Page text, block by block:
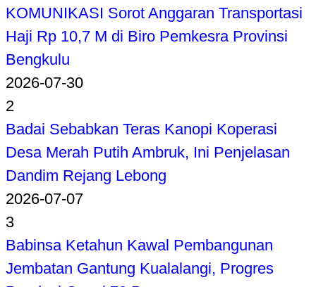
KOMUNIKASI Sorot Anggaran Transportasi
Haji Rp 10,7 M di Biro Pemkesra Provinsi
Bengkulu
2026-07-30
2
Badai Sebabkan Teras Kanopi Koperasi
Desa Merah Putih Ambruk, Ini Penjelasan
Dandim Rejang Lebong
2026-07-07
3
Babinsa Ketahun Kawal Pembangunan
Jembatan Gantung Kualalangi, Progres